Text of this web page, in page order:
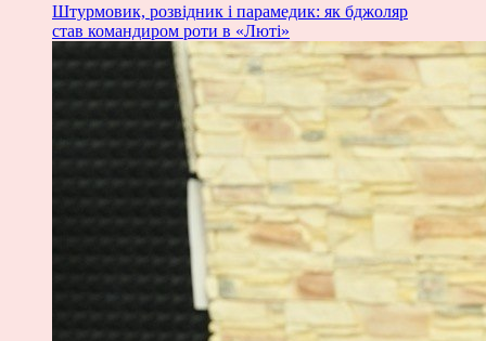
Штурмовик, розвідник і парамедик: як бджоляр
став командиром роти в «Люті»